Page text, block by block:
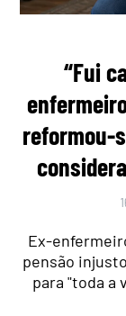
“Fui
reformou-
Ex-
pensão
para "toda a